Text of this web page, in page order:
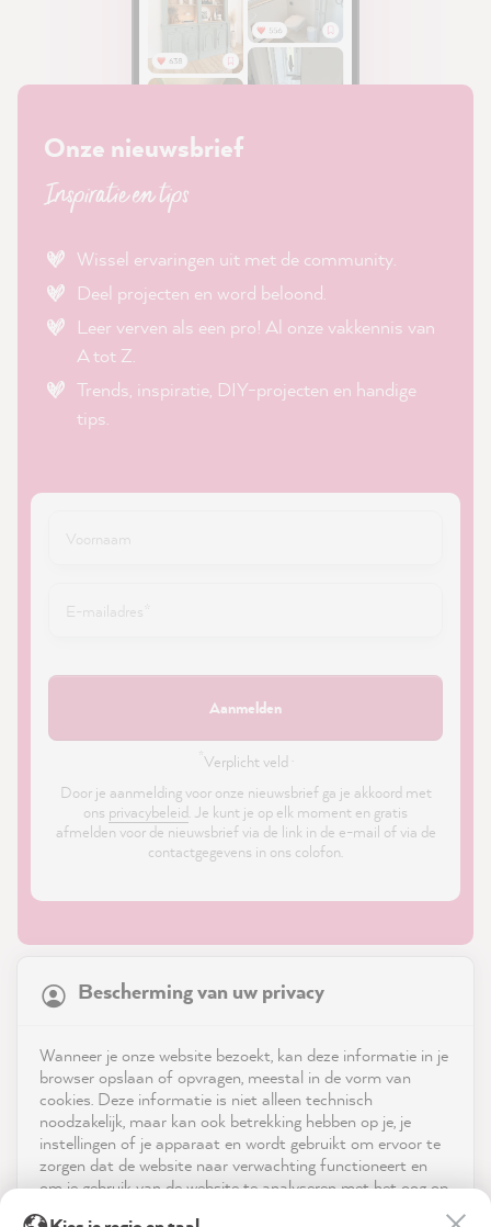
Onze nieuwsbrief
Inspiratie en tips
Wissel ervaringen uit met de community.
Deel projecten en word beloond.
Leer verven als een pro! Al onze vakkennis van
A tot Z.
Trends, inspiratie, DIY-projecten en handige
tips.
Aanmelden
Verplicht veld ·
Door je aanmelding voor onze nieuwsbrief ga je akkoord met
ons privacybeleid. Je kunt je op elk moment en gratis
afmelden voor de nieuwsbrief via de link in de e-mail of via de
contactgegevens in ons colofon.
Service
Neem contact op met
Bescherming van uw privacy
Wanneer je onze website bezoekt, kan deze informatie in je
browser opslaan of opvragen, meestal in de vorm van
cookies. Deze informatie is niet alleen technisch
noodzakelijk, maar kan ook betrekking hebben op je, je
instellingen of je apparaat en wordt gebruikt om ervoor te
zorgen dat de website naar verwachting functioneert en
om je gebruik van de website te analyseren met het oog op
21,880Reviews
reviews-io